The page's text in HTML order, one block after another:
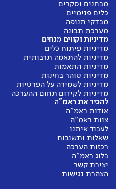
מבחנים וסקרים
כלים פנימיים
מבדקי תנופה
מערכת תבונה
מדיניות וקווים מנחים
מדיניות פיתוח כלים
מדיניות להתאמה תרבותית
מדיניות התאמות
מדיניות טוהר בחינות
מדיניות לשמירה על הפרטיות
מדיניות לקידום תחום ההערכה
להכיר את ראמ"ה
אודות ראמ"ה
צוות ראמ"ה
לעבוד איתנו
שאלות ותשובות
רכזות הערכה
בלוג ראמ"ה
יצירת קשר
הצהרת נגישות